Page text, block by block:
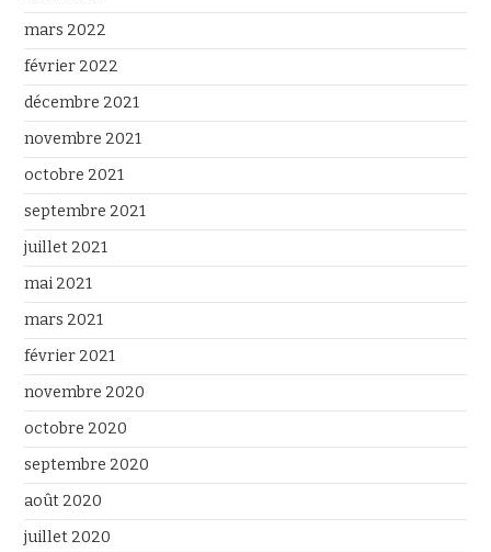
mars 2022
février 2022
décembre 2021
novembre 2021
octobre 2021
septembre 2021
juillet 2021
mai 2021
mars 2021
février 2021
novembre 2020
octobre 2020
septembre 2020
août 2020
juillet 2020